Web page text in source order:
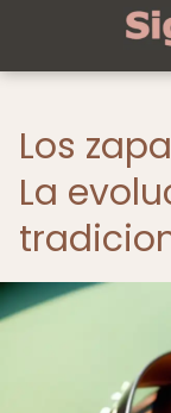
Los
La